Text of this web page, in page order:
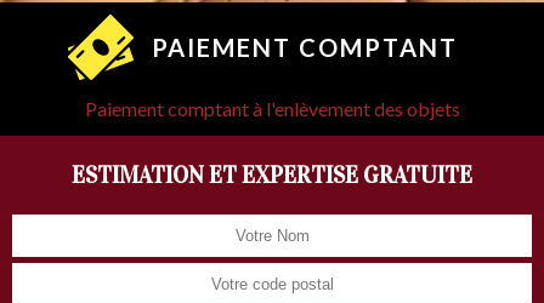
PAIEMENT COMPTANT
Paiement comptant à l'enlèvement des objets
ESTIMATION ET EXPERTISE GRATUITE